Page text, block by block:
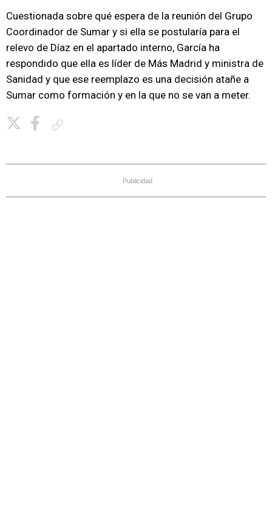
Cuestionada sobre qué espera de la reunión del Grupo
Coordinador de Sumar y si ella se postularía para el
relevo de Díaz en el apartado interno, García ha
respondido que ella es líder de Más Madrid y ministra de
Sanidad y que ese reemplazo es una decisión atañe a
Sumar como formación y en la que no se van a meter.
Publicidad